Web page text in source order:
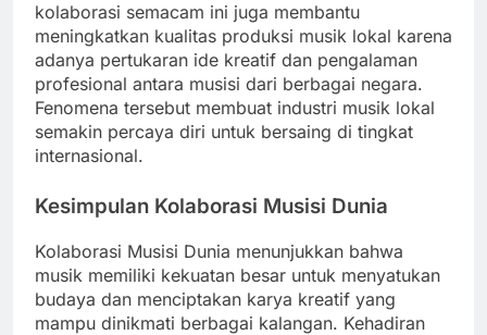
kolaborasi semacam ini juga membantu
meningkatkan kualitas produksi musik lokal karena
adanya pertukaran ide kreatif dan pengalaman
profesional antara musisi dari berbagai negara.
Fenomena tersebut membuat industri musik lokal
semakin percaya diri untuk bersaing di tingkat
internasional.
Kesimpulan Kolaborasi Musisi Dunia
Kolaborasi Musisi Dunia menunjukkan bahwa
musik memiliki kekuatan besar untuk menyatukan
budaya dan menciptakan karya kreatif yang
mampu dinikmati berbagai kalangan. Kehadiran